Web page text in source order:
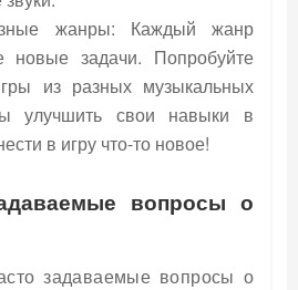
жанры: Каждый жанр
новые задачи. Попробуйте
из разных музыкальных
улучшить свои навыки в
в игру что-то новое!
вопросы о
задаваемые вопросы о